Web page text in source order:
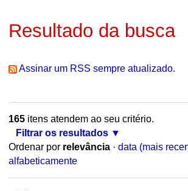
Resultado da busca
Assinar um RSS sempre atualizado.
165itens atendem ao seu critério.
Filtrar os resultados
Ordenar por relevância · data (mais
alfabeticamente